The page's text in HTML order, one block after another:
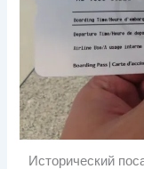
Исторический